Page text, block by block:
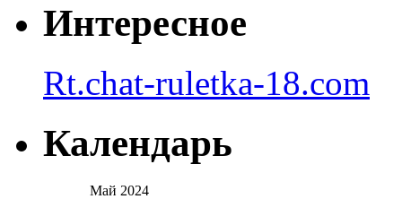
Интересное
Rt.chat-ruletka-18.com
Календарь
Май 2024